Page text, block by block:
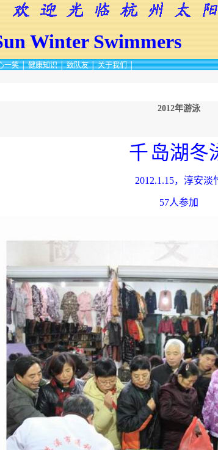
Winter Swimmers
一笑│健康知识│致队友│关于我们│
2012年游泳
千岛湖冬
2012.1.15，淳安淡
57人参加